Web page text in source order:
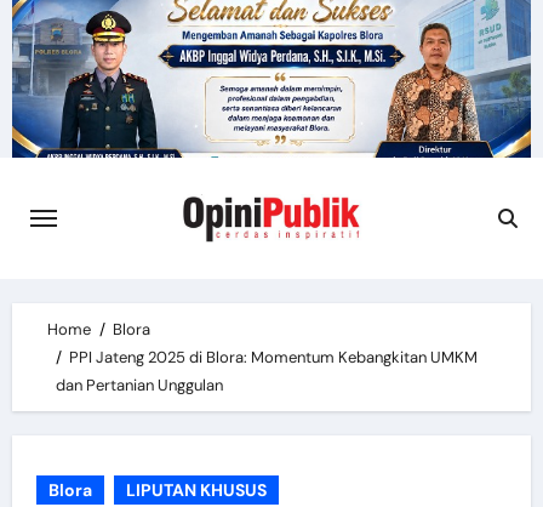
Skip
to
content
Home
Blora
PPI Jateng 2025 di Blora: Momentum Kebangkitan UMKM
dan Pertanian Unggulan
Blora LIPUTAN KHUSUS